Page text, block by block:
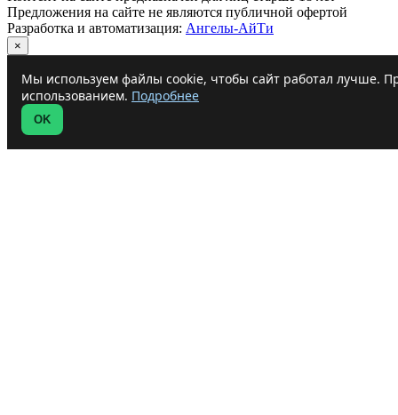
Предложения на сайте не являются публичной офертой
Разработка и автоматизация: Ангелы-АйТи
×
Мы используем файлы cookie, чтобы сайт работал лучше.
использованием. Подробнее
OK